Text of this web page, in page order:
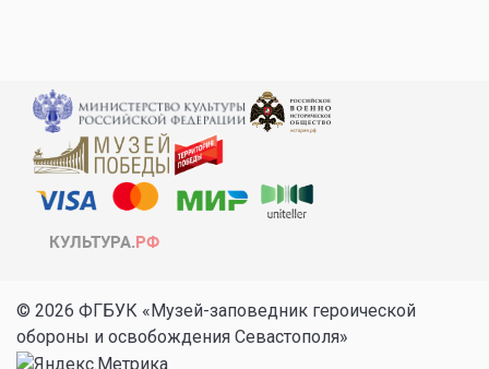
© 2026 ФГБУК «Музей-заповедник героической
обороны и освобождения Севастополя»